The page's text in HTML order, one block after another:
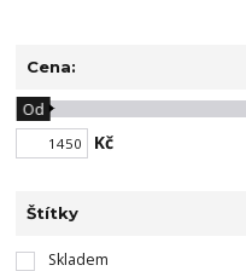
Cena:
Kč
Od
Štítky
Skladem